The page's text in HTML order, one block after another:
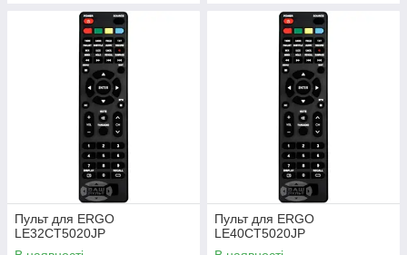
Пульт для ERGO
LE32CT5020JP
Пульт для ERGO
LE40CT5020JP